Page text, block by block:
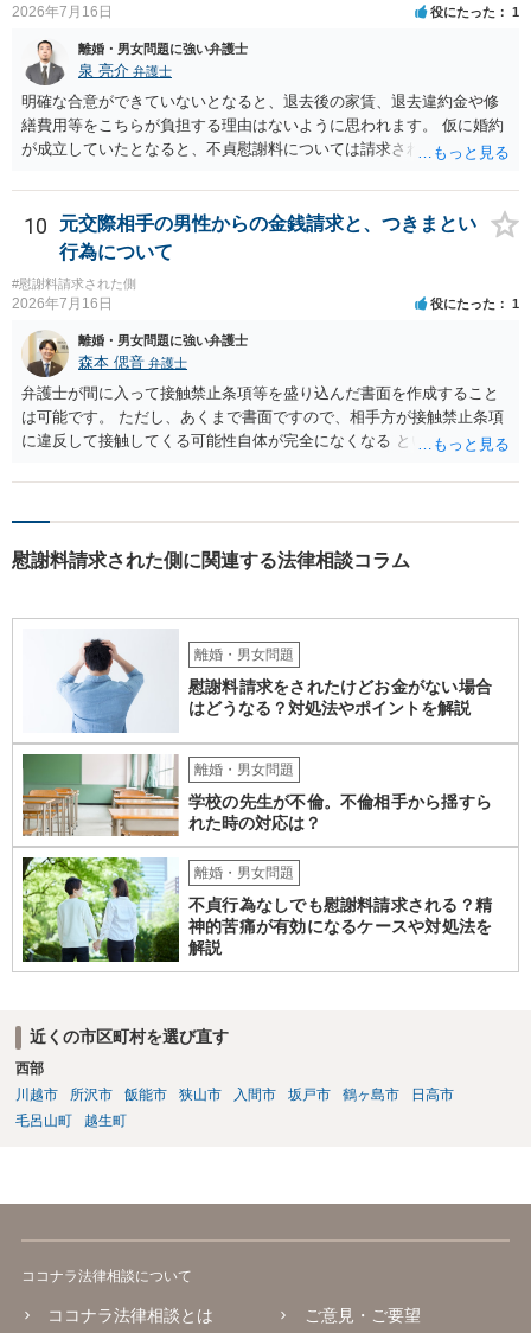
2026年7月16日 役にたった 1
離婚・男女問題に強い弁護士
泉 亮介 弁護士
明確な合意ができていないとなると、退去後の家賃、退去違約金や修
繕費用等をこちらが負担する理由はないように思われます。 仮に婚約
が成立していたとなると、不貞慰謝料については請求される可能性が
れば早めに弁護士に相談し、弁護士から回答をさせると良いでしょ
う。
10
元交際相手の男性からの金銭請求と、つきまとい
行為について
#慰謝料請求された側
2026年7月16日 役にたった 1
離婚・男女問題に強い弁護士
森本 偲音 弁護士
弁護士が間に入って接触禁止条項等を盛り込んだ書面を作成すること
は可能です。 ただし、あくまで書面ですので、相手方が接触禁止条項
に違反して接触してくる可能性自体が完全になくなる という訳ではあ
らせ行為がエスカレートする前に、一度警察に相談した方がよいかと
慰謝料請求された側に関連する法律相談コラム
離婚・男女問題
慰謝料請求をされたけどお金がない場合
はどうなる？対処法やポイントを解説
離婚・男女問題
学校の先生が不倫。不倫相手から揺すら
れた時の対応は？
離婚・男女問題
不貞行為なしでも慰謝料請求される？精
神的苦痛が有効になるケースや対処法を
解説
近くの市区町村を選び直す
西部
川越市
所沢市 飯能市 狭山市 入間市 坂戸市 鶴ヶ島市
日高市
毛呂山町
越生町
ココナラ法律相談について
ココナラ法律相談とは ご意見・ご要望